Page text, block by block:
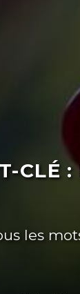
CLÉ :
les